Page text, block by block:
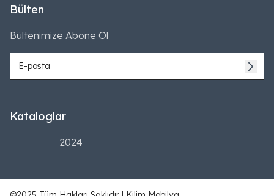
Kataloglar
2024
Bülten
Bültenimize Abone Ol